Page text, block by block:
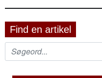
Find en artikel